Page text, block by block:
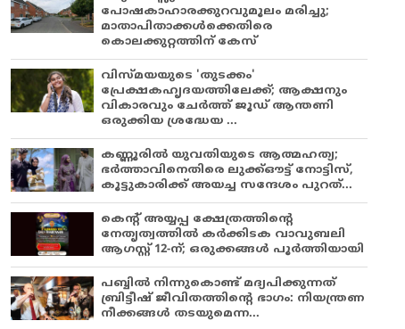
പോഷകാഹാരക്കുറവുമൂലം മരിച്ചു;
മാതാപിതാക്കൾക്കെതിരെ
കൊലക്കുറ്റത്തിന് കേസ്
വിസ്മയയുടെ 'തുടക്കം'
പ്രേക്ഷകഹൃദയത്തിലേക്ക്; ആക്ഷനും
വികാരവും ചേർത്ത് ജൂഡ് ആന്തണി
ഒരുക്കിയ ശ്രദ്ധേയ ...
കണ്ണൂരിൽ യുവതിയുടെ ആത്മഹത്യ;
ഭർത്താവിനെതിരെ ലുക്ക്ഔട്ട് നോട്ടിസ്,
കൂട്ടുകാരിക്ക് അയച്ച സന്ദേശം പുറത്...
കെന്റ് അയ്യപ്പ ക്ഷേത്രത്തിന്റെ
നേതൃത്വത്തിൽ കർക്കിടക വാവുബലി
ആഗസ്റ്റ് 12-ന്; ഒരുക്കങ്ങൾ പൂർത്തിയായി
പബ്ബില്‍ നിന്നുകൊണ്ട് മദ്യപിക്കുന്നത്
ബ്രിട്ടീഷ് ജീവിതത്തിന്റെ ഭാഗം: നിയന്ത്രണ
നീക്കങ്ങള്‍ തടയുമെന്ന...